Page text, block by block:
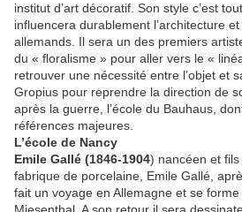
institut d’art décoratif. Son style c’est
influencera durablement l’architecture
allemands. Il sera un des premiers
du « floralisme » pour aller vers le «
retrouver une nécessité entre l’objet et
Gropius pour reprendre la direction de
après la guerre, l’école du Bauhaus,
références majeures.
L’école de Nancy
Emile Gallé (1846-1904) nancéen et fils
fabrique de porcelaine, Emile Gallé,
fait un voyage en Allemagne et se